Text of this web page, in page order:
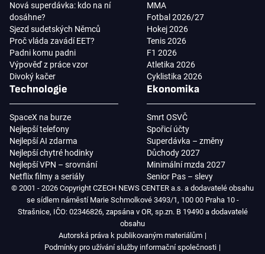
Nová superdávka: kdo na ní
dosáhne?
Sjezd sudetských Němců
Proč vláda zavádí EET?
Padni komu padni
Výpověď z práce vzor
Divoký kačer
MMA
Fotbal 2026/27
Hokej 2026
Tenis 2026
F1 2026
Atletika 2026
Cyklistika 2026
Technologie
SpaceX na burze
Nejlepší telefony
Nejlepší AI zdarma
Nejlepší chytré hodinky
Nejlepší VPN – srovnání
Netflix filmy a seriály
Ekonomika
Smrt OSVČ
Spořicí účty
Superdávka – změny
Důchody 2027
Minimální mzda 2027
Senior Pas – slevy
© 2001 - 2026 Copyright CZECH NEWS CENTER a.s. a dodavatelé obsahu
se sídlem náměstí Marie Schmolkové 3493/1, 100 00 Praha 10 -
Strašnice, IČO: 02346826, zapsána v OR, sp.zn. B 19490 a dodavatelé
obsahu
Autorská práva k publikovaným materiálům
Podmínky pro užívání služby informační společnosti